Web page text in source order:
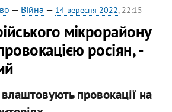
— Війна — 14 вересня 2022, 22:15
мікрорайону
росіян, -
провокації на